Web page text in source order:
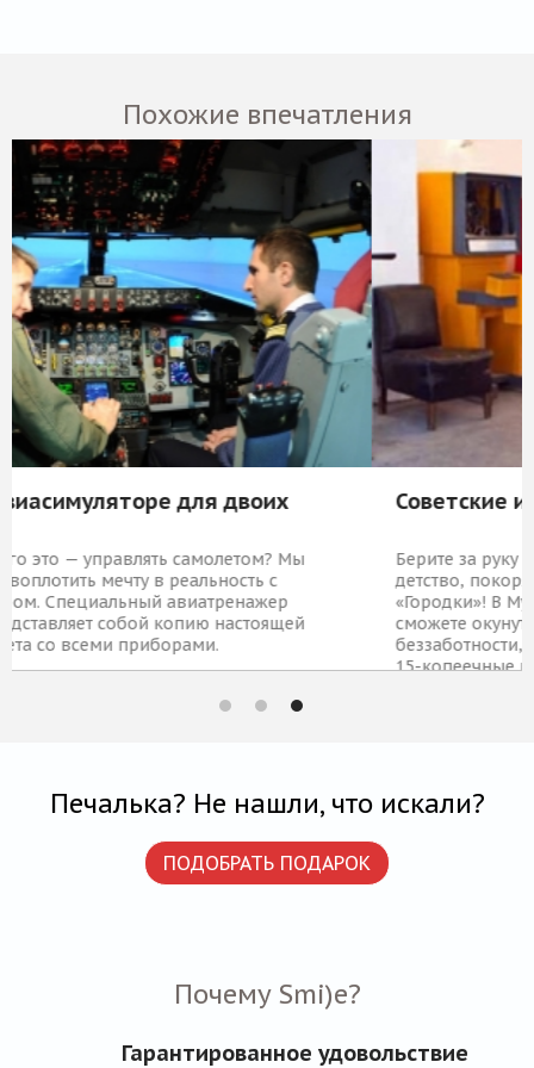
Похожие впечатления
Советские игровые автоматы
Берите за руку друга или подругу и айда в советское
детство, покорять «Морской бой», «Магистраль» или
«Городки»! В Музее советских игровых автоматов вы
сможете окунуться в мир азарта, ностальгии и
беззаботности, обменяв билет на жетоны - настоящие
15-копеечные монеты.
Печалька? Не нашли, что искали?
ПОДОБРАТЬ ПОДАРОК
Почему Smi)e?
Гарантированное удовольствие